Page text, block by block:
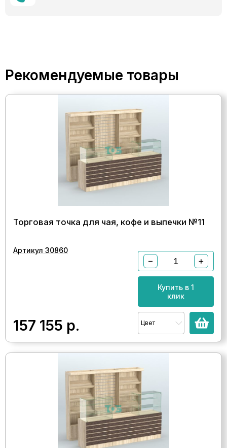
Рекомендуемые товары
Торговая точка для чая, кофе и выпечки №11
Артикул 30860
157 155 р.
− +
Купить в 1
клик
Цвет